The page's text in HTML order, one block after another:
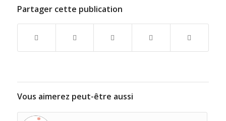
Partager cette publication
Vous aimerez peut-être aussi